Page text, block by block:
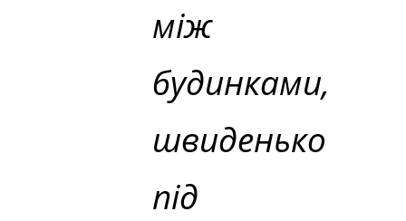
між
будинками,
швиденько
під